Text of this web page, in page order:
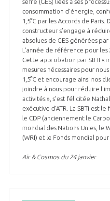
serre (GES) liées à ses
consommation d’énergie,
1,5°C par les Accords de Paris.
constructeur s’engage à
absolues de GES générées
L'année de référence pour les
Cette approbation par SBTI «
mesures nécessaires pour
1,5°C et encourage ainsi nos
joindre à nous pour réduire
activités », s’est félicitée
exécutive d’ATR. La SBTi est
le CDP (anciennement le
mondial des Nations Unies, le
(WRI) et le Fonds mondial pour
Air & Cosmos du 24 janvier